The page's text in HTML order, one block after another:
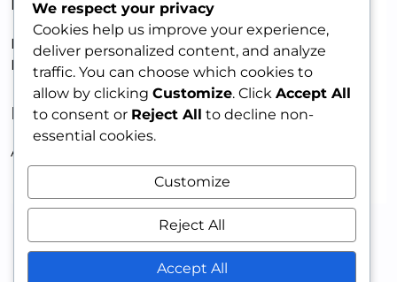
DAYA TARIK
PRIA MENARIK: MEMBANGUN KEPERCAYAAN DIRI
DENGAN KETULUSAN
RECENT COMMENTS
A WordPress Commenter
We respect your privacy
Cookies help us improve your experience,
deliver personalized content, and analyze
traffic. You can choose which cookies to
allow by clicking Customize. Click Accept All
to consent or Reject All to decline non-
essential cookies.
Customize
Reject All
Accept All